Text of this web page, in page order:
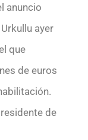
anuncio
ayer
que
de euros
de